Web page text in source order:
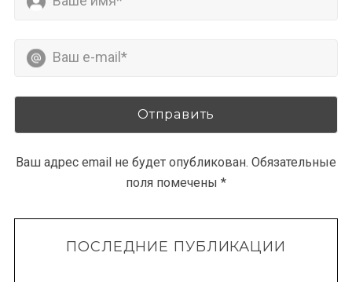
Ваш адрес email не будет опубликован. Обязательные
поля помечены *
ПОСЛЕДНИЕ ПУБЛИКАЦИИ